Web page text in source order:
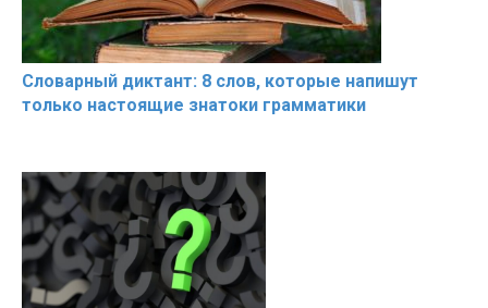
Словарный диктант: 8 слов, которые напишут
только настоящие знатоки грамматики